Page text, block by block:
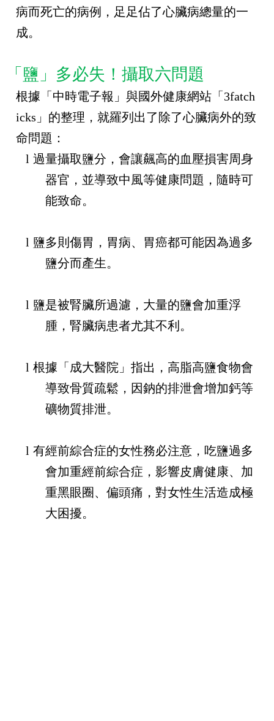
病而死亡的病例，足足佔了心臟病總量的一
成。
「鹽」多必失！攝取六問題
根據「中時電子報」與國外健康網站「 3fatch
icks 」的整理，就羅列出了除了心臟病外的致
命問題：
l 過量攝取鹽分，會讓飆高的血壓損害周身
器官，並導致中風等健康問題，隨時可
能致命。
l 鹽多則傷胃，胃病、胃癌都可能因為過多
鹽分而產生。
l 鹽是被腎臟所過濾，大量的鹽會加重浮
腫，腎臟病患者尤其不利。
l 根據「成大醫院」指出，高脂高鹽食物會
導致骨質疏鬆，因鈉的排泄會增加鈣等
礦物質排泄。
l 有經前綜合症的女性務必注意，吃鹽過多
會加重經前綜合症，影響皮膚健康、加
重黑眼圈、偏頭痛，對女性生活造成極
大困擾。